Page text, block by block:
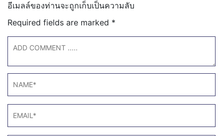
อีเมลล์ของท่านจะถูกเก็บเป็นความลับ
Required fields are marked *